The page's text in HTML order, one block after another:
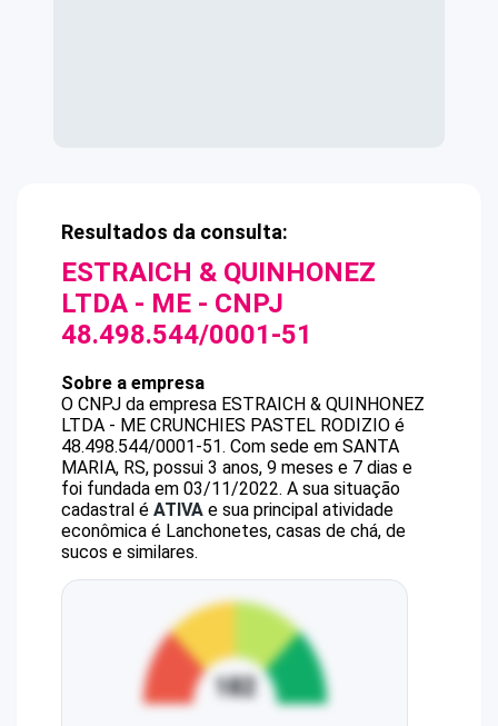
Resultados da consulta:
ESTRAICH & QUINHONEZ
LTDA - ME - CNPJ
48.498.544/0001-51
Sobre a empresa
O CNPJ da empresa ESTRAICH & QUINHONEZ
LTDA - ME CRUNCHIES PASTEL RODIZIO é
48.498.544/0001-51. Com sede em SANTA
MARIA, RS, possui 3 anos, 9 meses e 7 dias e
foi fundada em 03/11/2022. A sua situação
cadastral é ATIVA e sua principal atividade
econômica é Lanchonetes, casas de chá, de
sucos e similares.